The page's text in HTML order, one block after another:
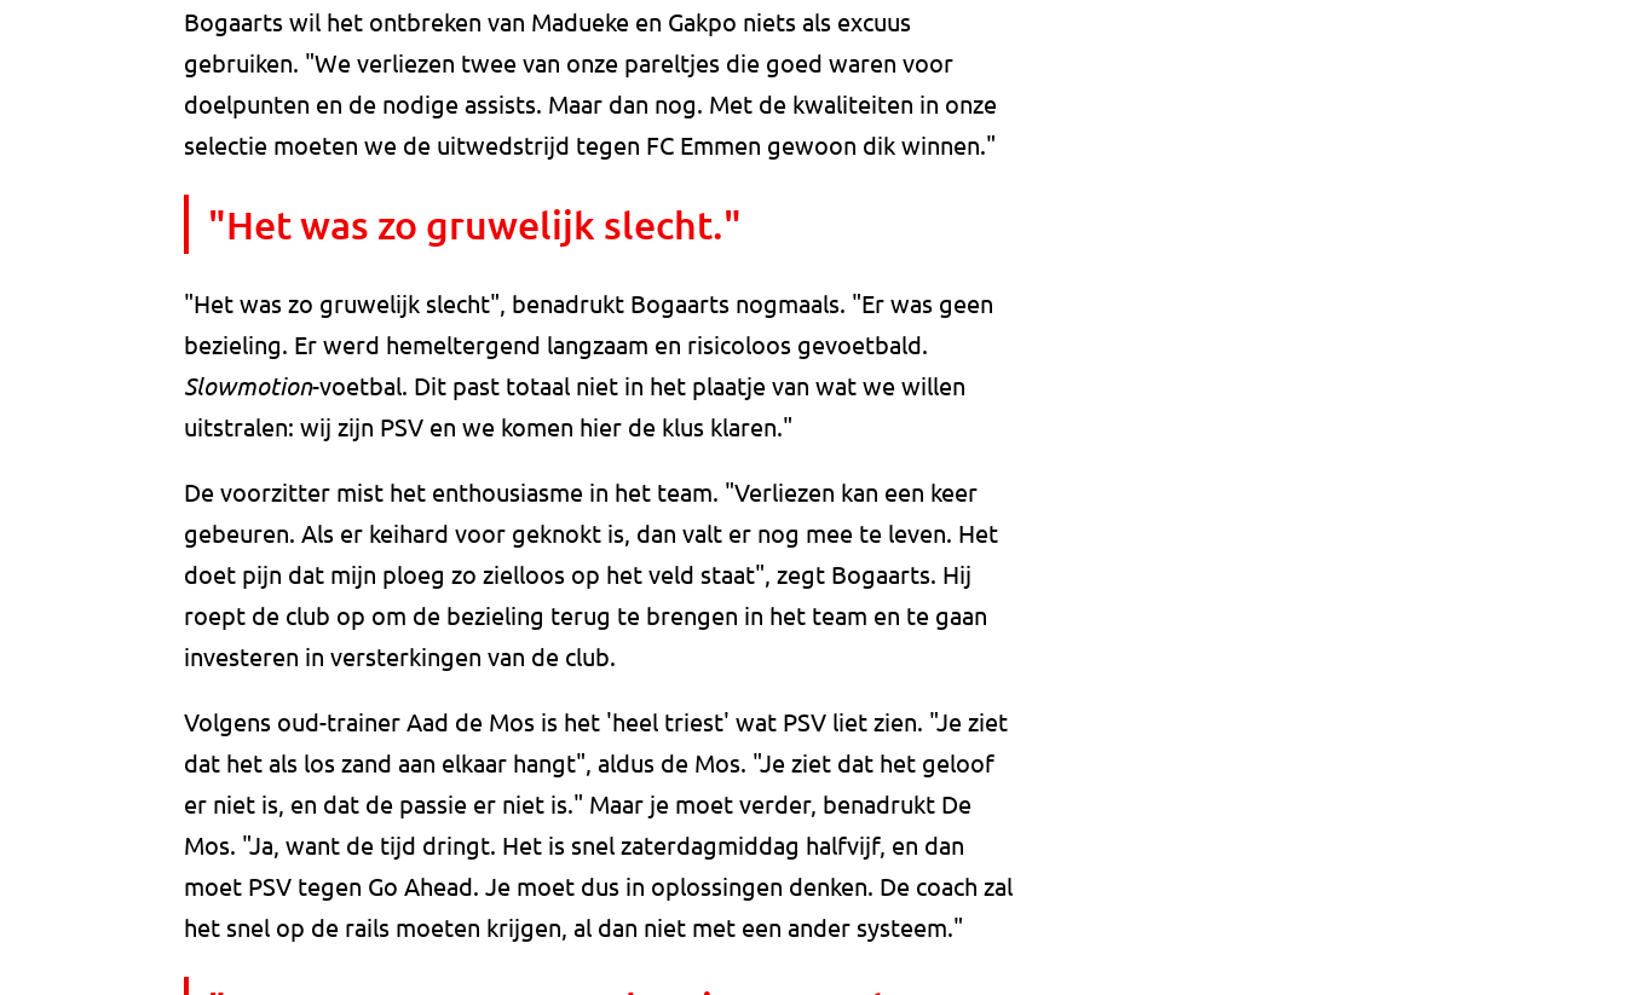
Bogaarts wil het ontbreken van Madueke en Gakpo niets als excuus
gebruiken. "We verliezen twee van onze pareltjes die goed waren voor
doelpunten en de nodige assists. Maar dan nog. Met de kwaliteiten in onze
selectie moeten we de uitwedstrijd tegen FC Emmen gewoon dik winnen."
"Het was zo gruwelijk slecht."
"Het was zo gruwelijk slecht", benadrukt Bogaarts nogmaals. "Er was geen
bezieling. Er werd hemeltergend langzaam en risicoloos gevoetbald.
Slowmotion-voetbal. Dit past totaal niet in het plaatje van wat we willen
uitstralen: wij zijn PSV en we komen hier de klus klaren."
De voorzitter mist het enthousiasme in het team. "Verliezen kan een keer
gebeuren. Als er keihard voor geknokt is, dan valt er nog mee te leven. Het
doet pijn dat mijn ploeg zo zielloos op het veld staat", zegt Bogaarts. Hij
roept de club op om de bezieling terug te brengen in het team en te gaan
investeren in versterkingen van de club.
Volgens oud-trainer Aad de Mos is het 'heel triest' wat PSV liet zien. "Je ziet
dat het als los zand aan elkaar hangt", aldus de Mos. "Je ziet dat het geloof
er niet is, en dat de passie er niet is." Maar je moet verder, benadrukt De
Mos. "Ja, want de tijd dringt. Het is snel zaterdagmiddag halfvijf, en dan
moet PSV tegen Go Ahead. Je moet dus in oplossingen denken. De coach zal
het snel op de rails moeten krijgen, al dan niet met een ander systeem."